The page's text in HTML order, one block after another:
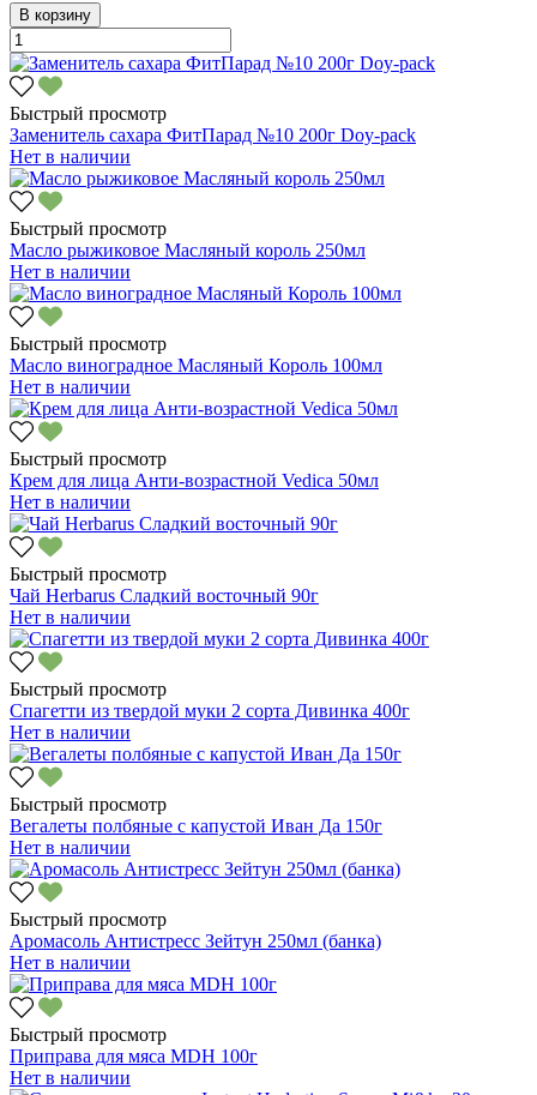
В корзину
Быстрый просмотр
Заменитель сахара ФитПарад №10 200г Doy-pack
Нет в наличии
Быстрый просмотр
Масло рыжиковое Масляный король 250мл
Нет в наличии
Быстрый просмотр
Масло виноградное Масляный Король 100мл
Нет в наличии
Быстрый просмотр
Крем для лица Анти-возрастной Vedica 50мл
Нет в наличии
Быстрый просмотр
Чай Herbarus Сладкий восточный 90г
Нет в наличии
Быстрый просмотр
Спагетти из твердой муки 2 сорта Дивинка 400г
Нет в наличии
Быстрый просмотр
Вегалеты полбяные с капустой Иван Да 150г
Нет в наличии
Быстрый просмотр
Аромасоль Антистресс Зейтун 250мл (банка)
Нет в наличии
Быстрый просмотр
Приправа для мяса MDH 100г
Нет в наличии